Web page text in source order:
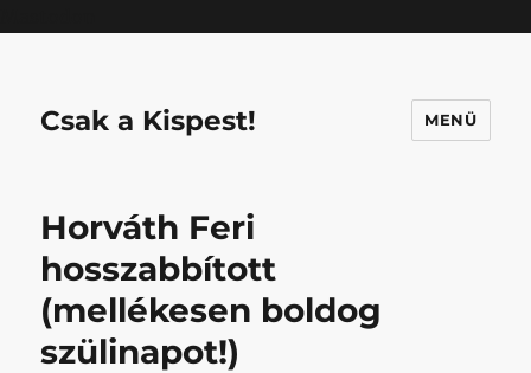
Csak a Kispest! MENÜ
Horváth Feri
hosszabbított
(mellékesen boldog
szülinapot!)